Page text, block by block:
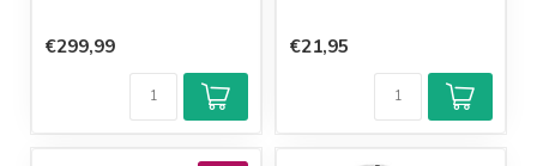
€299,99 €21,95